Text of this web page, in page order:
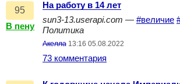
95
В пену
На работу в 14 лет
sun3-13.userapi.com — #величие
Политика
Акелла 13:16 05.08.2022
73 комментария